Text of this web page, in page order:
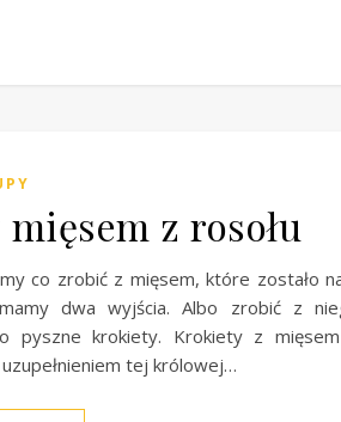
z rosołu
co zrobić z mięsem, które zostało
dwa wyjścia. Albo zrobić z
pyszne krokiety. Krokiety z
tej królowej…